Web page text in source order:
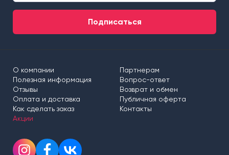
Подписаться
О компании
Партнерам
Полезная информация
Вопрос-ответ
Отзывы
Возврат и обмен
Оплата и доставка
Публичная оферта
Как сделать заказ
Контакты
Акции